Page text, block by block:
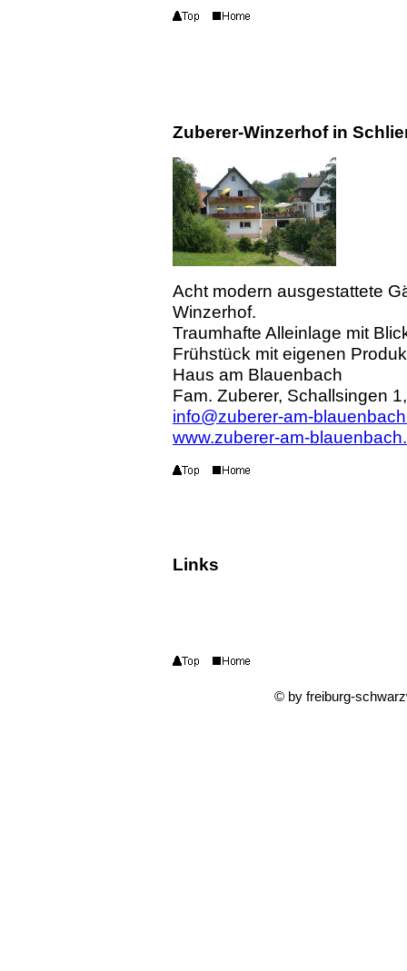
Zuberer-Winzerhof in
Acht modern ausgestattete
Winzerhof.
Traumhafte Alleinlage mit
Frühstück mit eigenen
Haus am Blauenbach
Fam. Zuberer, Schallsingen
info@zuberer-am-
www.zuberer-am-
Links
© by freiburg-